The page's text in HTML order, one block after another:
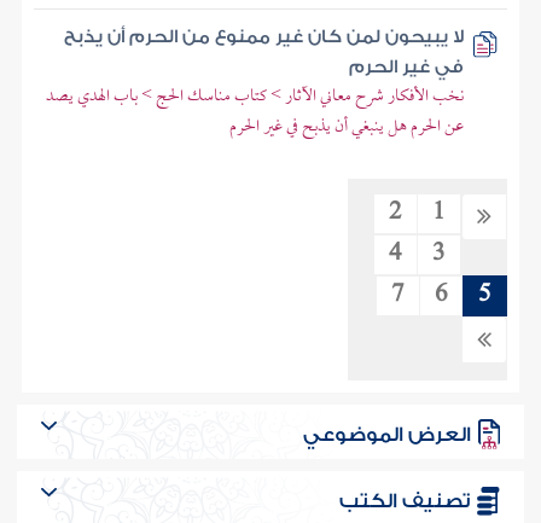
لا يبيحون لمن كان غير ممنوع من الحرم أن يذبح
في غير الحرم
نخب الأفكار شرح معاني الآثار > كتاب مناسك الحج > باب الهدي يصد
عن الحرم هل ينبغي أن يذبح في غير الحرم
1
2
3
4
5
6
7
العرض الموضوعي
تصنيف الكتب